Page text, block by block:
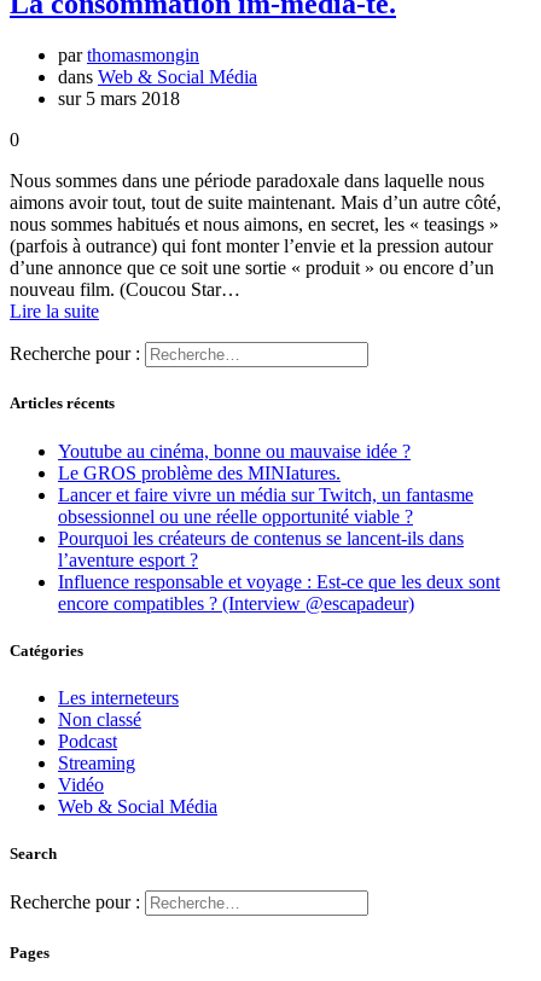
parthomasmongin
dans Web & Social Média
sur 5 mars 2018
0
Nous sommes dans une période paradoxale dans laquelle nous
aimons avoir tout, tout de suite maintenant. Mais d’un autre côté,
nous sommes habitués et nous aimons, en secret, les « teasings »
(parfois à outrance) qui font monter l’envie et la pression autour
d’une annonce que ce soit une sortie « produit » ou encore d’un
nouveau film. (Coucou Star…
Lire la suite
Recherche pour :
Articles récents
Youtube au cinéma, bonne ou mauvaise idée ?
Le GROS problème des MINIatures.
Lancer et faire vivre un média sur Twitch, un fantasme
obsessionnel ou une réelle opportunité viable ?
Pourquoi les créateurs de contenus se lancent-ils dans
l’aventure esport ?
Influence responsable et voyage : Est-ce que les deux sont
encore compatibles ? (Interview @escapadeur)
Catégories
Les interneteurs
Non classé
Podcast
Streaming
Vidéo
Web & Social Média
Search
Recherche pour :
Pages